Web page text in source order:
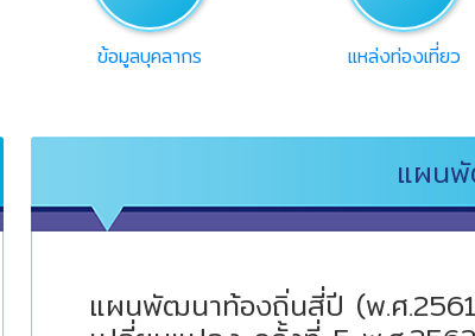
ข้อมูลบุคลากร แหล่งท่องเที่ยว
แผน
แผนพัฒนาท้องถิ่นสี่ปี (พ.ศ